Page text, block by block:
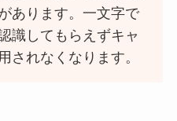
あります。一文字で
識してもらえずキャ
されなくなります。